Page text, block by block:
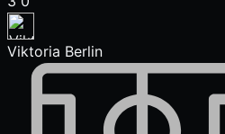
Viktoria Berlin